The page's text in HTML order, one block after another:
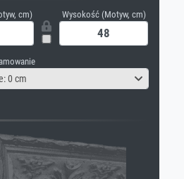
cm) Wysokość (Motyw, cm)
0 cm